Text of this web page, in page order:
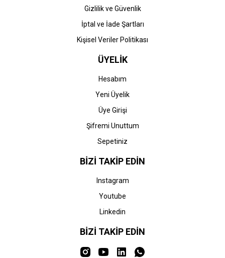
Gizlilik ve Güvenlik
İptal ve İade Şartları
Kişisel Veriler Politikası
ÜYELİK
Hesabım
Yeni Üyelik
Üye Girişi
Şifremi Unuttum
Sepetiniz
BİZİ TAKİP EDİN
Instagram
Youtube
Linkedin
BİZİ TAKİP EDİN